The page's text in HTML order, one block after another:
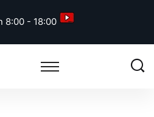
8:00 - 18:00